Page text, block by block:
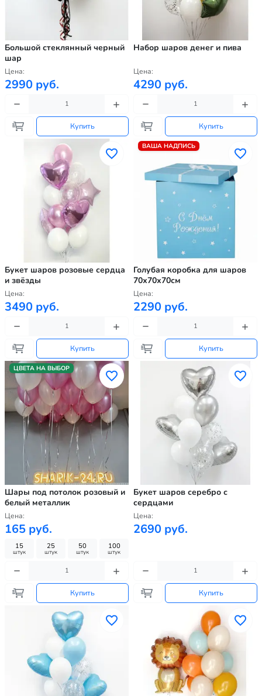
Большой стеклянный черный
шар
Цена:
2990 руб.
Купить
Набор шаров денег и пива
Цена:
4290 руб.
Купить
Букет шаров розовые сердца
и звёзды
Цена:
3490 руб.
Купить
ВАША НАДПИСЬ
Голубая коробка для шаров
70х70х70см
Цена:
2290 руб.
Купить
ЦВЕТА НА ВЫБОР
Шары под потолок розовый и
белый металлик
Цена:
165 руб.
15
штук
25
штук
50
штук
100
штук
Купить
Букет шаров серебро с
сердцами
Цена:
2690 руб.
Купить